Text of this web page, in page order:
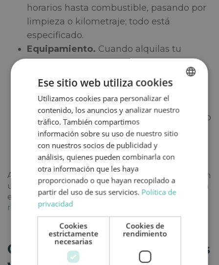
horarios hasta combustible, pasando por
limpieza o kilometraje; todo está
especificado.
Equipamiento. Cuando alquilas tu
autocaravana con una empresa, los
básicos están cubiertos. Y si necesitas
más extras para tu viaje, también te los
ofrecen.
Profesionalidad.
En definitiva, el proceso
será profesional con todo bien definido y,
por consiguiente, menos margen para
sorpresas.
Además de beneficios, alquilar una autocaravana en
una empresa conlleva una serie de obligaciones. En
el caso de Topcaravaning, estos son nuestros
requisitos para alquilar una autocaravana
Comparativa rápida: particulares
SPANISH
ENGLISH
Ese sitio web utiliza cookies
Utilizamos cookies para personalizar el
contenido, los anuncios y analizar nuestro
tráfico. También compartimos
información sobre su uso de nuestro sitio
con nuestros socios de publicidad y
análisis, quienes pueden combinarla con
otra información que les haya
proporcionado o que hayan recopilado a
partir del uso de sus servicios. Política de
privacidad
Cookies
estrictamente
necesarias
Cookies de
rendimiento